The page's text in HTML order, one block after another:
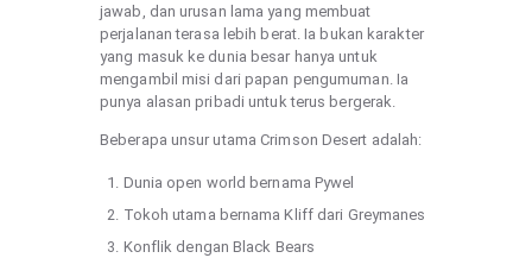
jawab, dan urusan lama yang membuat
perjalanan terasa lebih berat. Ia bukan karakter
yang masuk ke dunia besar hanya untuk
mengambil misi dari papan pengumuman. Ia
punya alasan pribadi untuk terus bergerak.
Beberapa unsur utama Crimson Desert adalah:
Dunia open world bernama Pywel
Tokoh utama bernama Kliff dari Greymanes
Konflik dengan Black Bears